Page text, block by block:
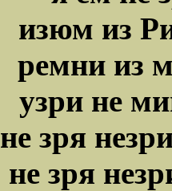
изюм из
ремни из
узри не
не зря
не зря